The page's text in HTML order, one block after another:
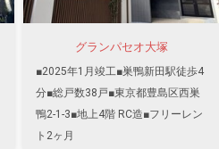
グランパセオ大塚
■2025年1月竣工■巣鴨新田駅徒歩4
分■総戸数38戸■東京都豊島区西巣
鴨2-1-3■地上4階 RC造■フリーレン
ト2ヶ月